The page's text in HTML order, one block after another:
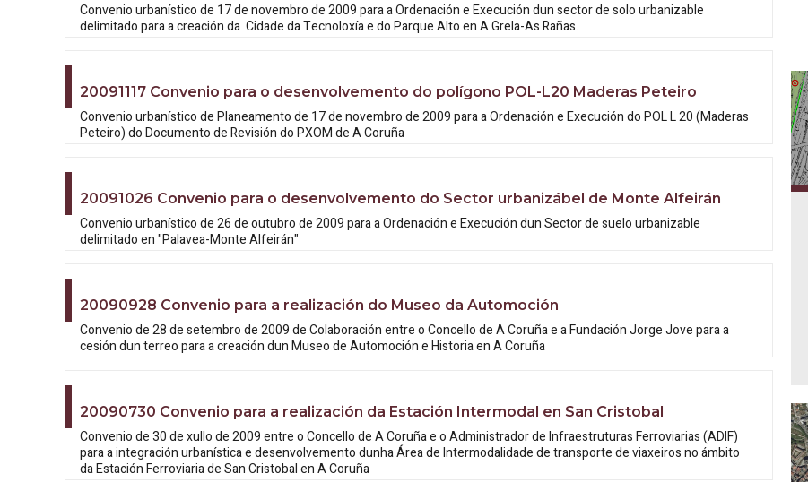
Convenio urbanístico de 17 de novembro de 2009 para a Ordenación e Execución dun sector de solo urbanizable
delimitado para a creación da Cidade da Tecnoloxía e do Parque Alto en A Grela-As Rañas.
20091117 Convenio para o desenvolvemento do polígono POL-L20 Maderas Peteiro
Convenio urbanístico de Planeamento de 17 de novembro de 2009 para a Ordenación e Execución do POL L 20 (Maderas
Peteiro) do Documento de Revisión do PXOM de A Coruña
20091026 Convenio para o desenvolvemento do Sector urbanizábel de Monte Alfeirán
Convenio urbanístico de 26 de outubro de 2009 para a Ordenación e Execución dun Sector de suelo urbanizable
delimitado en "Palavea-Monte Alfeirán"
20090928 Convenio para a realización do Museo da Automoción
Convenio de 28 de setembro de 2009 de Colaboración entre o Concello de A Coruña e a Fundación Jorge Jove para a
cesión dun terreo para a creación dun Museo de Automoción e Historia en A Coruña
20090730 Convenio para a realización da Estación Intermodal en San Cristobal
Convenio de 30 de xullo de 2009 entre o Concello de A Coruña e o Administrador de Infraestruturas Ferroviarias (ADIF)
para a integración urbanística e desenvolvemento dunha Área de Intermodalidade de transporte de viaxeiros no ámbito
da Estación Ferroviaria de San Cristobal en A Coruña